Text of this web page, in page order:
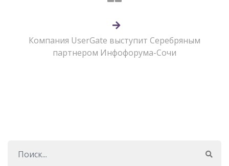
Компания UserGate выступит Серебряным
партнером Инфофорума-Сочи